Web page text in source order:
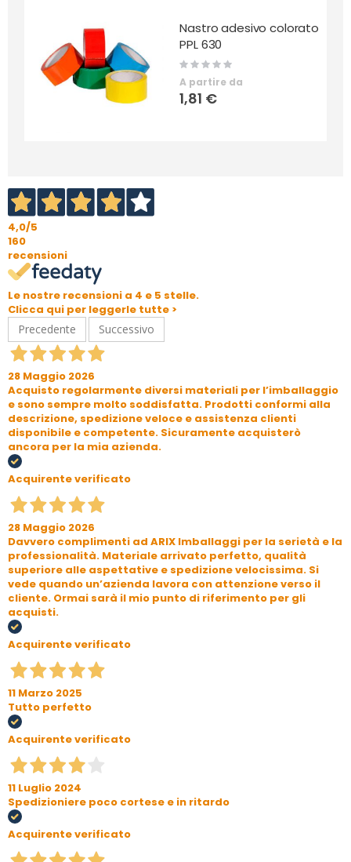
Nastro adesivo colorato
PPL 630
Rating:
0%
A partire da
1,81 €
4,0/5
160
recensioni
Le nostre recensioni a 4 e 5 stelle.
Clicca qui per leggerle tutte >
Precedente
Successivo
28 Maggio 2026
Acquisto regolarmente diversi materiali per l’imballaggio
e sono sempre molto soddisfatta. Prodotti conformi alla
descrizione, spedizione veloce e assistenza clienti
disponibile e competente. Sicuramente acquisterò
ancora per la mia azienda.
Acquirente verificato
28 Maggio 2026
Davvero complimenti ad ARIX Imballaggi per la serietà e la
professionalità. Materiale arrivato perfetto, qualità
superiore alle aspettative e spedizione velocissima. Si
vede quando un’azienda lavora con attenzione verso il
cliente. Ormai sarà il mio punto di riferimento per gli
acquisti.
Acquirente verificato
11 Marzo 2025
Tutto perfetto
Acquirente verificato
11 Luglio 2024
Spedizioniere poco cortese e in ritardo
Acquirente verificato